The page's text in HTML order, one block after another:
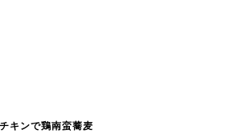
キンで鶏南蛮蕎麦